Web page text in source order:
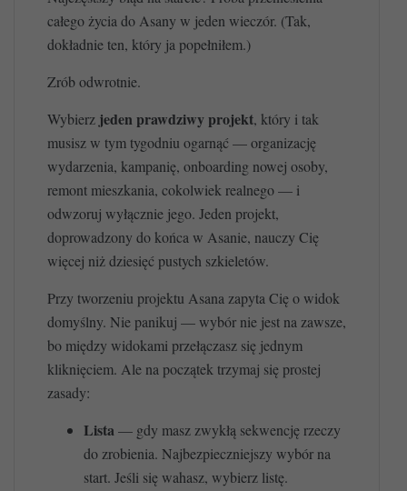
całego życia do Asany w jeden wieczór. (Tak,
dokładnie ten, który ja popełniłem.)
Zrób odwrotnie.
Wybierz jeden prawdziwy projekt, który i tak
musisz w tym tygodniu ogarnąć — organizację
wydarzenia, kampanię, onboarding nowej osoby,
remont mieszkania, cokolwiek realnego — i
odwzoruj wyłącznie jego. Jeden projekt,
doprowadzony do końca w Asanie, nauczy Cię
więcej niż dziesięć pustych szkieletów.
Przy tworzeniu projektu Asana zapyta Cię o widok
domyślny. Nie panikuj — wybór nie jest na zawsze,
bo między widokami przełączasz się jednym
kliknięciem. Ale na początek trzymaj się prostej
zasady:
Lista— gdy masz zwykłą sekwencję rzeczy
do zrobienia. Najbezpieczniejszy wybór na
start. Jeśli się wahasz, wybierz listę.